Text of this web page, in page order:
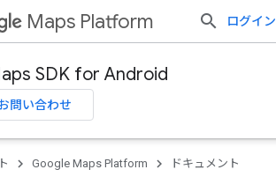
Maps Platform ログイン
SDK for Android
問い合わせ
Google Maps Platform
ドキュメント